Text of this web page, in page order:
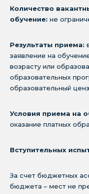
Количество
обучение: не
Результаты приема:
заявление на
возрасту или
образовательных
образовательный
Условия приема на
оказание платных
Вступительных
За счет бюджетных
бюджета – мест не